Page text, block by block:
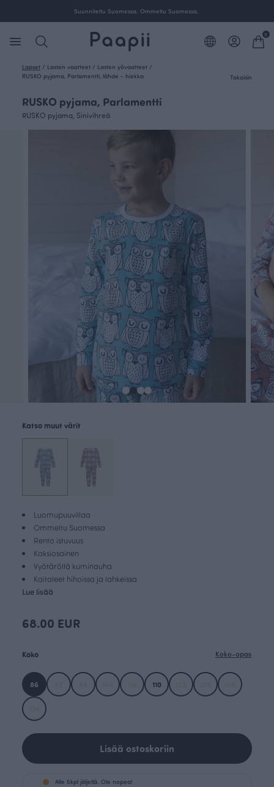
Suunniteltu Suomessa. Ommeltu Suomessa.
0
Lapset / Lasten vaatteet / Lasten yövaatteet /
RUSKO pyjama, Parlamentti, lähde - hiekka
Takaisin
RUSKO pyjama, Parlamentti
RUSKO pyjama, Sinivihreä
Luomupuuvillaa
Ommeltu Suomessa
Rento istuvuus
Kaksiosainen
Vyötäröllä kuminauha
Kaitaleet hihoissa ja lahkeissa
Lue lisää
Katso muut värit
68.00 EUR
Koko Koko-opas
86 110
Lisää ostoskoriin
Alle 5kpl jäljellä. Ole nopea!